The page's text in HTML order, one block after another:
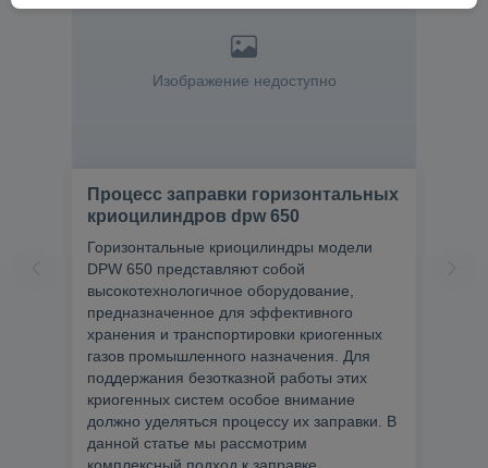
Изображение недоступно
Процесс заправки горизонтальных
криоцилиндров dpw 650
Горизонтальные криоцилиндры модели
DPW 650 представляют собой
высокотехнологичное оборудование,
предназначенное для эффективного
хранения и транспортировки криогенных
газов промышленного назначения. Для
поддержания безотказной работы этих
криогенных систем особое внимание
должно уделяться процессу их заправки. В
данной статье мы рассмотрим